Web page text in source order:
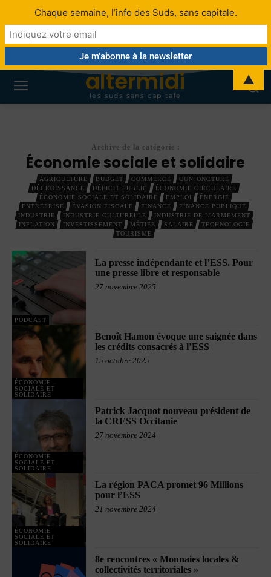
altermidi
les suds sans capitale
Archive de la catégorie :
Économie sociale et solidaire
AGRICULTURE BUDGET COMMERCE
CONJONCTURE
DÉCROISSANCE
DÉFICIT PUBLIC
ÉCONOMIE CIRCULAIRE
ÉCONOMIE SOCIALE ET SOLIDAIRE
EMPLOI
ÉNERGIE
ENTREPRISE
ÉVASION FISCALE FINANCE
FINANCE PUBLIQUE
INDUSTRIE
INDUSTRIE CULTURELLE
INDUSTRIE DE L'ARMEMENT
INFLATION
INVESTISSEMENT MÉTIER SALAIRE
TECHNOLOGIE
TOURISME
PODCAST
La presse indépendante et l’ESS. Pour
une presse libre et responsable
27 novembre 2025
ÉCONOMIE
SOCIALE ET
SOLIDAIRE
Benoît Hamon évoque une saignée dans
les crédits consacrés à l’ESS
15 octobre 2025
ÉCONOMIE
SOCIALE ET
SOLIDAIRE
Patrick Jacquot nouveau président de
la CRESS Occitanie
27 novembre 2024
ÉCONOMIE
SOCIALE ET
SOLIDAIRE
La région PACA promet 96 Millions
pour l’ESS
21 novembre 2024
8e rencontres « Monnaies locales &
collectivités territoriales »
Chaque semaine, l’info des Suds, sans capitale.
▲